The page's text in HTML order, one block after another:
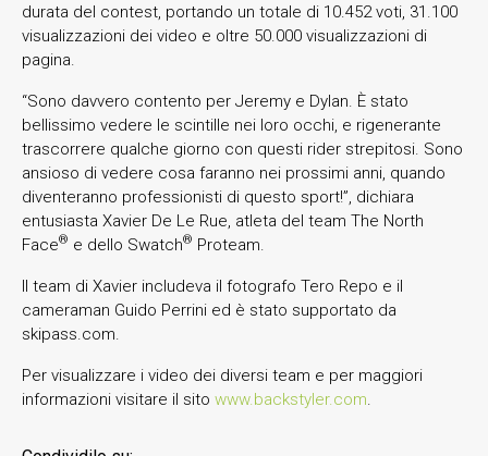
durata del contest, portando un totale di 10.452 voti, 31.100
visualizzazioni dei video e oltre 50.000 visualizzazioni di
pagina.
“Sono davvero contento per Jeremy e Dylan. È stato
bellissimo vedere le scintille nei loro occhi, e rigenerante
trascorrere qualche giorno con questi rider strepitosi. Sono
ansioso di vedere cosa faranno nei prossimi anni, quando
diventeranno professionisti di questo sport!”, dichiara
entusiasta Xavier De Le Rue, atleta del team The North
Face® e dello Swatch® Proteam.
Il team di Xavier includeva il fotografo Tero Repo e il
cameraman Guido Perrini ed è stato supportato da
skipass.com.
Per visualizzare i video dei diversi team e per maggiori
informazioni visitare il sito www.backstyler.com.